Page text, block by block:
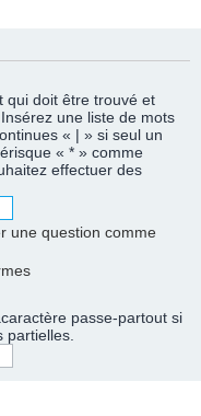
qui doit être trouvé et
une liste de mots
« | » si seul un
« * » comme
effectuer des
une question comme
passe-partout si